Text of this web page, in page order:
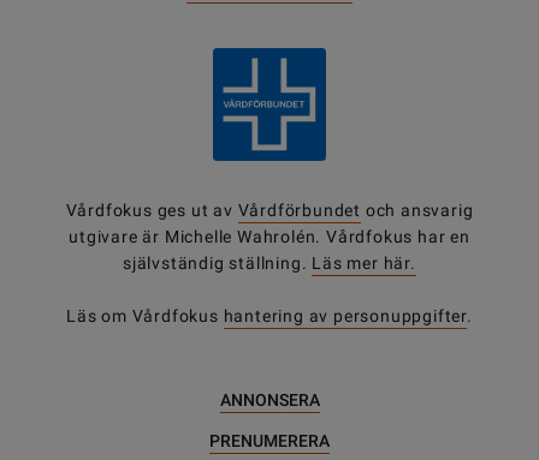
Vårdfokus ges ut av Vårdförbundet och ansvarig
utgivare är Michelle Wahrolén. Vårdfokus har en
självständig ställning. Läs mer här.
Läs om Vårdfokus hantering av personuppgifter.
ANNONSERA
PRENUMERERA